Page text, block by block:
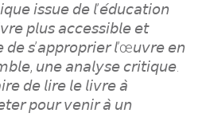
𝘪𝘴𝘴𝘶𝘦 𝘥𝘦 𝘭’𝘦́𝘥𝘶𝘤𝘢𝘵𝘪𝘰𝘯
𝘱𝘭𝘶𝘴 𝘢𝘤𝘤𝘦𝘴𝘴𝘪𝘣𝘭𝘦 𝘦𝘵
𝘴’𝘢𝘱𝘱𝘳𝘰𝘱𝘳𝘪𝘦𝘳 𝘭’œ𝘶𝘷𝘳𝘦 𝘦𝘯
𝘶𝘯𝘦 𝘢𝘯𝘢𝘭𝘺𝘴𝘦 𝘤𝘳𝘪𝘵𝘪𝘲𝘶𝘦.
𝘥𝘦 𝘭𝘪𝘳𝘦 𝘭𝘦 𝘭𝘪𝘷𝘳𝘦 𝘢̀
𝘱𝘰𝘶𝘳 𝘷𝘦𝘯𝘪𝘳 𝘢̀ 𝘶𝘯